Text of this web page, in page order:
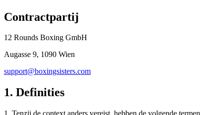
Contractpartij
12 Rounds Boxing GmbH
Augasse 9, 1090 Wien
support@boxingsisters.com
1. Definities